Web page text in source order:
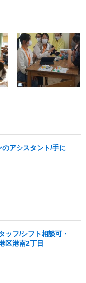
アシスタント/手に
ッフ/シフト相談可・
区港南2丁目